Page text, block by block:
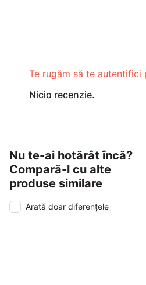
Te rugăm să te autentifici
Nicio recenzie.
Nu te-ai hotărât încă?
Compară-l cu alte
produse similare
Arată doar diferențele